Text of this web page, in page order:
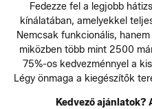
Fedezze fel a legjobb
kínálatában, amelyekkel
Nemcsak funkcionális,
miközben több mint 2500
75%-os kedvezménnyel a
Légy önmaga a kiegészítők
Kedvező ajánlatok?